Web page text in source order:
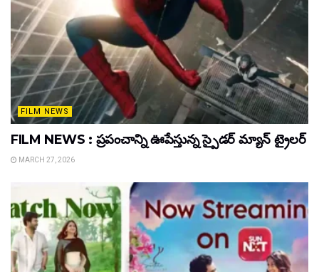
FILM NEWS
FILM NEWS : ప్రపంచాన్ని ఊపేస్తున్న స్పైడర్ మ్యాన్ ట్రైలర్
MARCH 27, 2026